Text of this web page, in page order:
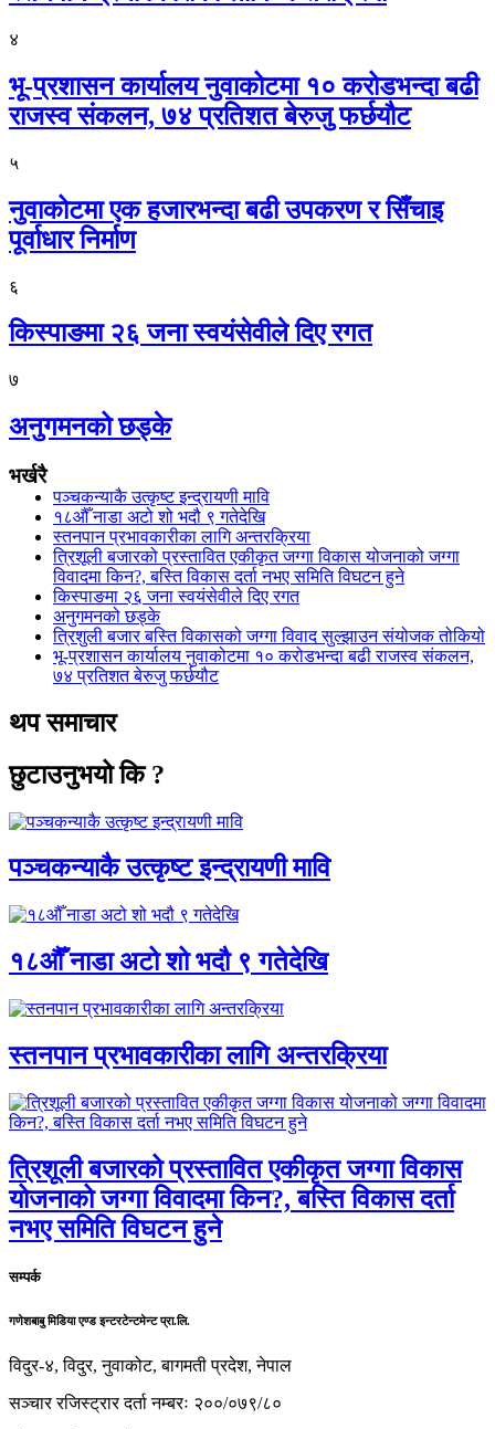
४
भू-प्रशासन कार्यालय नुवाकोटमा १० करोडभन्दा बढी
राजस्व संकलन, ७४ प्रतिशत बेरुजु फर्छयौट
५
नुवाकोटमा एक हजारभन्दा बढी उपकरण र सिँचाइ
पूर्वाधार निर्माण
६
किस्पाङमा २६ जना स्वयंसेवीले दिए रगत
७
अनुगमनको छड्के
भर्खरै
पञ्चकन्याकै उत्कृष्ट इन्द्रायणी मावि
१८औँ नाडा अटो शो भदौ ९ गतेदेखि
स्तनपान प्रभावकारीका लागि अन्तरक्रिया
त्रिशूली बजारको प्रस्तावित एकीकृत जग्गा विकास योजनाको जग्गा
विवादमा किन?, बस्ति विकास दर्ता नभए समिति विघटन हुने
किस्पाङमा २६ जना स्वयंसेवीले दिए रगत
अनुगमनको छड्के
त्रिशुली बजार बस्ति विकासको जग्गा विवाद सुल्झाउन संयोजक तोकियो
भू-प्रशासन कार्यालय नुवाकोटमा १० करोडभन्दा बढी राजस्व संकलन,
७४ प्रतिशत बेरुजु फर्छयौट
थप समाचार
छुटाउनुभयो कि ?
पञ्चकन्याकै उत्कृष्ट इन्द्रायणी मावि
१८औँ नाडा अटो शो भदौ ९ गतेदेखि
स्तनपान प्रभावकारीका लागि अन्तरक्रिया
त्रिशूली बजारको प्रस्तावित एकीकृत जग्गा विकास
योजनाको जग्गा विवादमा किन?, बस्ति विकास दर्ता
नभए समिति विघटन हुने
सम्पर्क
गणेशबाबु मिडिया एण्ड इन्टरटेन्टमेन्ट प्रा.लि.
विदुर-४, विदुर, नुवाकोट, बागमती प्रदेश, नेपाल
सञ्चार रजिस्ट्रार दर्ता नम्बरः २००/०७९/८०